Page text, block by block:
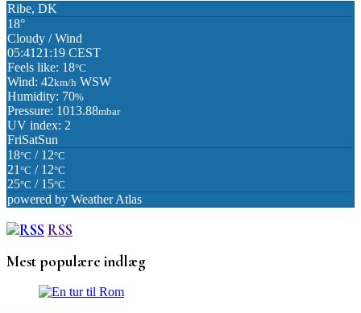
Ribe, DK
18°
Cloudy / Wind
05:41 21:19 CEST
Feels like: 18°C
Wind: 42km/h WSW
Humidity: 70%
Pressure: 1013.88mbar
UV index: 2
FriSatSun
18°C / 12°C
21 °C / 12°C
25°C / 15°C
powered by Weather Atlas
RSS
Mest populære indlæg